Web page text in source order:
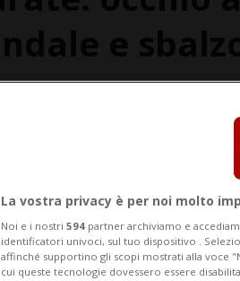
La vostra privacy è per noi molto
Noi e i nostri 594 partner archiviamo e
identificatori univoci, sul tuo dispositivo .
affinché supportino gli scopi mostrati alla voce
cui queste tecnologie dovessero essere